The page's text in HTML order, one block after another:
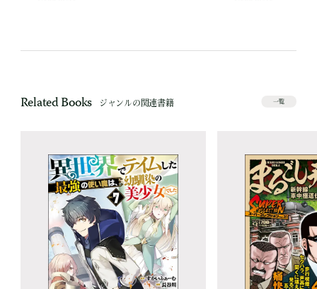
Related Books ジャンルの関連書籍 一覧